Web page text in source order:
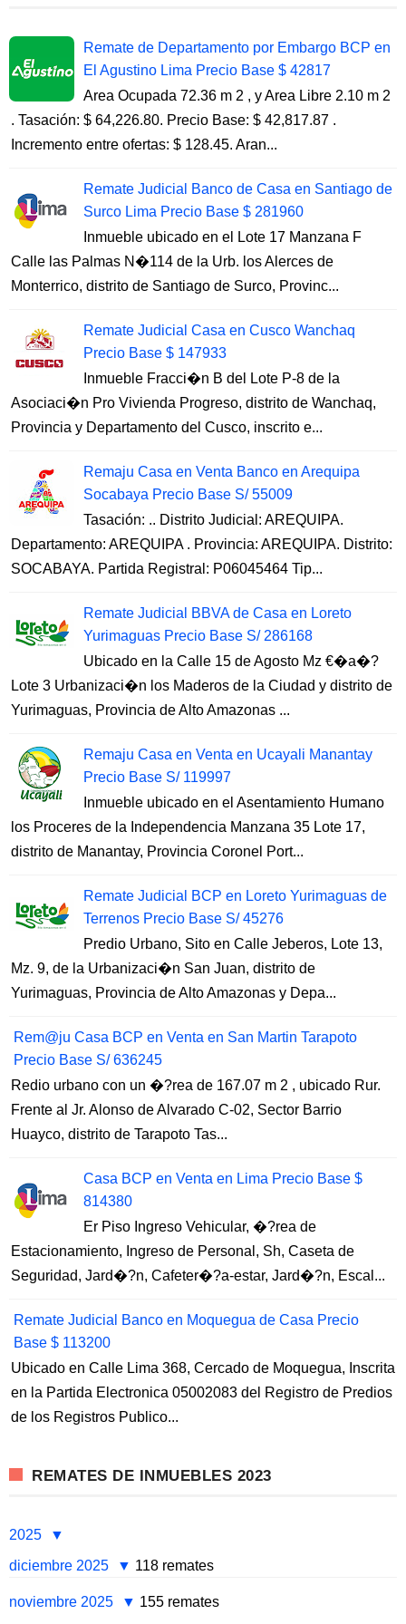
Remate de Departamento por Embargo BCP en
El Agustino Lima Precio Base $ 42817
Area Ocupada 72.36 m 2 , y Area Libre 2.10 m 2
. Tasación: $ 64,226.80. Precio Base: $ 42,817.87 .
Incremento entre ofertas: $ 128.45. Aran...
Remate Judicial Banco de Casa en Santiago de
Surco Lima Precio Base $ 281960
Inmueble ubicado en el Lote 17 Manzana F
Calle las Palmas N�114 de la Urb. los Alerces de
Monterrico, distrito de Santiago de Surco, Provinc...
Remate Judicial Casa en Cusco Wanchaq
Precio Base $ 147933
Inmueble Fracci�n B del Lote P-8 de la
Asociaci�n Pro Vivienda Progreso, distrito de Wanchaq,
Provincia y Departamento del Cusco, inscrito e...
Remaju Casa en Venta Banco en Arequipa
Socabaya Precio Base S/ 55009
Tasación: .. Distrito Judicial: AREQUIPA.
Departamento: AREQUIPA . Provincia: AREQUIPA. Distrito:
SOCABAYA. Partida Registral: P06045464 Tip...
Remate Judicial BBVA de Casa en Loreto
Yurimaguas Precio Base S/ 286168
Ubicado en la Calle 15 de Agosto Mz €�a�?
Lote 3 Urbanizaci�n los Maderos de la Ciudad y distrito de
Yurimaguas, Provincia de Alto Amazonas ...
Remaju Casa en Venta en Ucayali Manantay
Precio Base S/ 119997
Inmueble ubicado en el Asentamiento Humano
los Proceres de la Independencia Manzana 35 Lote 17,
distrito de Manantay, Provincia Coronel Port...
Remate Judicial BCP en Loreto Yurimaguas de
Terrenos Precio Base S/ 45276
Predio Urbano, Sito en Calle Jeberos, Lote 13,
Mz. 9, de la Urbanizaci�n San Juan, distrito de
Yurimaguas, Provincia de Alto Amazonas y Depa...
Rem@ju Casa BCP en Venta en San Martin Tarapoto
Precio Base S/ 636245
Redio urbano con un �?rea de 167.07 m 2 , ubicado Rur.
Frente al Jr. Alonso de Alvarado C-02, Sector Barrio
Huayco, distrito de Tarapoto Tas...
Casa BCP en Venta en Lima Precio Base $
814380
Er Piso Ingreso Vehicular, �?rea de
Estacionamiento, Ingreso de Personal, Sh, Caseta de
Seguridad, Jard�?n, Cafeter�?a-estar, Jard�?n, Escal...
Remate Judicial Banco en Moquegua de Casa Precio
Base $ 113200
Ubicado en Calle Lima 368, Cercado de Moquegua, Inscrita
en la Partida Electronica 05002083 del Registro de Predios
de los Registros Publico...
REMATES DE INMUEBLES 2023
2025
diciembre 2025
118 remates
noviembre 2025 155 remates